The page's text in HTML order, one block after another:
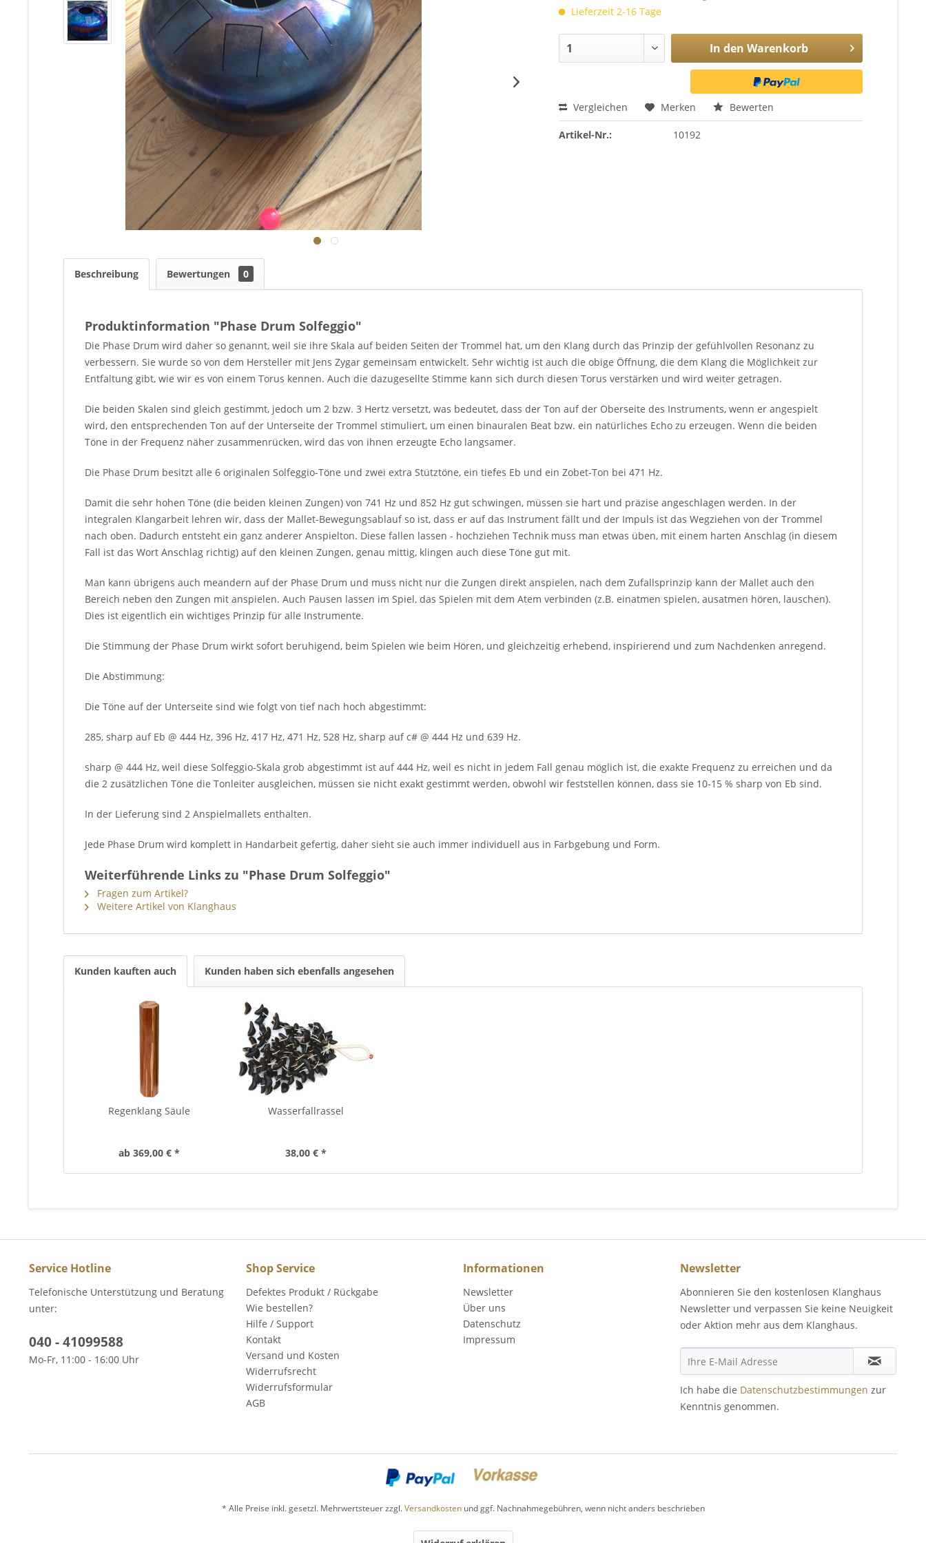
Lieferzeit 2-16 Tage
In den Warenkorb
Vergleichen Merken Bewerten
Artikel-Nr.: 10192
Beschreibung Bewertungen 0
Produktinformation "Phase Drum Solfeggio"
Die Phase Drum wird daher so genannt, weil sie ihre Skala auf beiden Seiten der Trommel hat, um den Klang durch das Prinzip der gefühlvollen Resonanz zu
verbessern. Sie wurde so von dem Hersteller mit Jens Zygar gemeinsam entwickelt. Sehr wichtig ist auch die obige Öffnung, die dem Klang die Möglichkeit zur
Entfaltung gibt, wie wir es von einem Torus kennen. Auch die dazugesellte Stimme kann sich durch diesen Torus verstärken und wird weiter getragen.
Die beiden Skalen sind gleich gestimmt, jedoch um 2 bzw. 3 Hertz versetzt, was bedeutet, dass der Ton auf der Oberseite des Instruments, wenn er angespielt
wird, den entsprechenden Ton auf der Unterseite der Trommel stimuliert, um einen binauralen Beat bzw. ein natürliches Echo zu erzeugen. Wenn die beiden
Töne in der Frequenz näher zusammenrücken, wird das von ihnen erzeugte Echo langsamer.
Die Phase Drum besitzt alle 6 originalen Solfeggio-Töne und zwei extra Stütztöne, ein tiefes Eb und ein Zobet-Ton bei 471 Hz.
Damit die sehr hohen Töne (die beiden kleinen Zungen) von 741 Hz und 852 Hz gut schwingen, müssen sie hart und präzise angeschlagen werden. In der
integralen Klangarbeit lehren wir, dass der Mallet-Bewegungsablauf so ist, dass er auf das Instrument fällt und der Impuls ist das Wegziehen von der Trommel
nach oben. Dadurch entsteht ein ganz anderer Anspielton. Diese fallen lassen - hochziehen Technik muss man etwas üben, mit einem harten Anschlag (in diesem
Fall ist das Wort Anschlag richtig) auf den kleinen Zungen, genau mittig, klingen auch diese Töne gut mit.
Man kann übrigens auch meandern auf der Phase Drum und muss nicht nur die Zungen direkt anspielen, nach dem Zufallsprinzip kann der Mallet auch den
Bereich neben den Zungen mit anspielen. Auch Pausen lassen im Spiel, das Spielen mit dem Atem verbinden (z.B. einatmen spielen, ausatmen hören, lauschen).
Dies ist eigentlich ein wichtiges Prinzip für alle Instrumente.
Die Stimmung der Phase Drum wirkt sofort beruhigend, beim Spielen wie beim Hören, und gleichzeitig erhebend, inspirierend und zum Nachdenken anregend.
Die Abstimmung:
Die Töne auf der Unterseite sind wie folgt von tief nach hoch abgestimmt:
285, sharp auf Eb @ 444 Hz, 396 Hz, 417 Hz, 471 Hz, 528 Hz, sharp auf c# @ 444 Hz und 639 Hz.
sharp @ 444 Hz, weil diese Solfeggio-Skala grob abgestimmt ist auf 444 Hz, weil es nicht in jedem Fall genau möglich ist, die exakte Frequenz zu erreichen und da
die 2 zusätzlichen Töne die Tonleiter ausgleichen, müssen sie nicht exakt gestimmt werden, obwohl wir feststellen können, dass sie 10-15 % sharp von Eb sind.
In der Lieferung sind 2 Anspielmallets enthalten.
Jede Phase Drum wird komplett in Handarbeit gefertig, daher sieht sie auch immer individuell aus in Farbgebung und Form.
Weiterführende Links zu "Phase Drum Solfeggio"
Fragen zum Artikel?
Weitere Artikel von Klanghaus
Kunden kauften auch Kunden haben sich ebenfalls angesehen
Regenklang Säule
ab 369,00 € *
Wasserfallrassel
38,00 € *
Service Hotline
Telefonische Unterstützung und Beratung
unter:
040 - 41099588
Mo-Fr, 11:00 - 16:00 Uhr
Shop Service
Defektes Produkt / Rückgabe
Wie bestellen?
Hilfe / Support
Kontakt
Versand und Kosten
Widerrufsrecht
Widerrufsformular
AGB
Informationen
Newsletter
Über uns
Datenschutz
Impressum
Newsletter
Abonnieren Sie den kostenlosen Klanghaus
Newsletter und verpassen Sie keine Neuigkeit
oder Aktion mehr aus dem Klanghaus.
Ich habe die Datenschutzbestimmungen zur
Kenntnis genommen.
* Alle Preise inkl. gesetzl. Mehrwertsteuer zzgl.Versandkostenund ggf. Nachnahmegebühren, wenn nicht anders beschrieben